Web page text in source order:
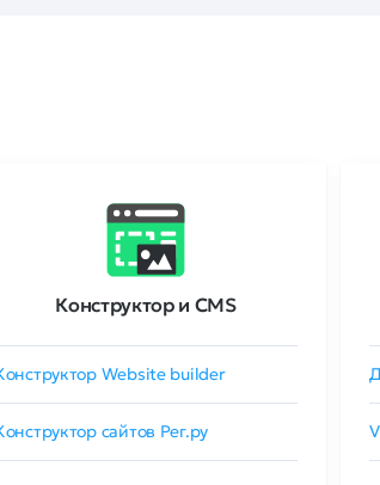
Конструктор и CMS
Website builder
сайтов Рег.ру